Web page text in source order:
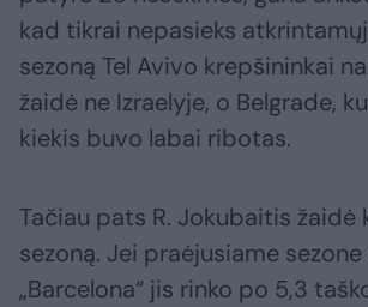
kad tikrai nepasieks
sezoną Tel Avivo krepšininkai
žaidė ne Izraelyje, o Belgrade,
kiekis buvo labai ribotas.
Tačiau pats R. Jokubaitis žaidė
sezoną. Jei praėjusiame sezone
„Barcelona“ jis rinko po 5,3